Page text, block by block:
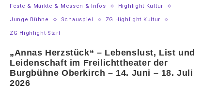
Feste & Märkte & Messen & Infos Highlight Kultur
Junge Bühne Schauspiel ZG Highlight Kultur
ZG Highlight-Start
„Annas Herzstück“ – Lebenslust, List und
Leidenschaft im Freilichttheater der
Burgbühne Oberkirch – 14. Juni – 18. Juli
2026